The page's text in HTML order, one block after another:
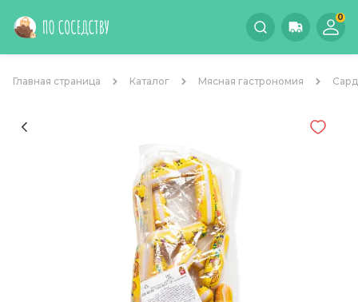
0
Главная страница Каталог Мясная гастрономия